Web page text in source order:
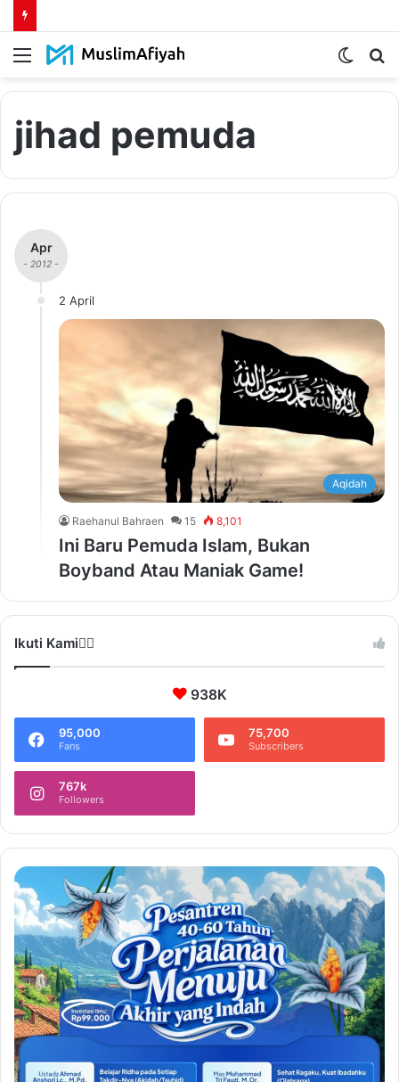
Menu
Switch
jihad pemuda
Apr
- 2012 -
2 April
Aqidah
Raehanul Bahraen 15 8,101
Ini Baru Pemuda Islam, Bukan
Boyband Atau Maniak Game!
Ikuti Kami❤️‍🔥
938K
95,000
Fans
75,700
Subscribers
767k
Followers